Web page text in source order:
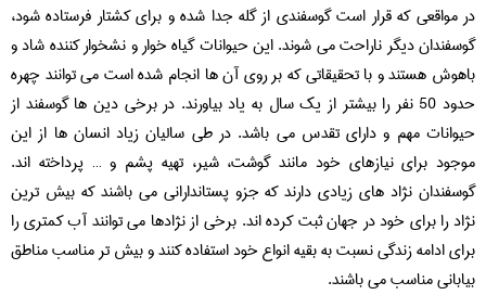
در مواقعی که قرار است گوسفندی از گله جدا شده و برای کشتار فرستاده شود،
گوسفندان دیگر ناراحت می شوند. این حیوانات گیاه خوار و نشخوار کننده شاد و
باهوش هستند و با تحقیقاتی که بر روی آن ها انجام شده است می توانند چهره
حدود 50 نفر را بیشتر از یک سال به یاد بیاورند. در برخی دین ها گوسفند از
حیوانات مهم و دارای تقدس می باشد. در طی سالیان زیاد انسان ها از این
موجود برای نیازهای خود مانند گوشت، شیر، تهیه پشم و … پرداخته اند.
گوسفندان نژاد های زیادی دارند که جزو پستاندارانی می باشند که بیش ترین
نژاد را برای خود در جهان ثبت کرده اند. برخی از نژادها می توانند آب کمتری را
برای ادامه زندگی نسبت به بقیه انواع خود استفاده کنند و بیش تر مناسب مناطق
بیابانی مناسب می باشند.